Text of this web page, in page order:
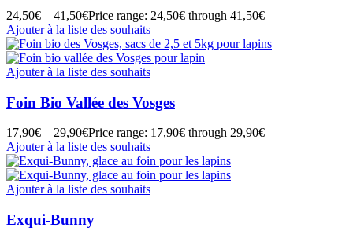
24,50€ – 41,50€Price range: 24,50€ through 41,50€
Ajouter à la liste des souhaits
Ajouter à la liste des souhaits
Foin Bio Vallée des Vosges
17,90€ – 29,90€Price range: 17,90€ through 29,90€
Ajouter à la liste des souhaits
Ajouter à la liste des souhaits
Exqui-Bunny